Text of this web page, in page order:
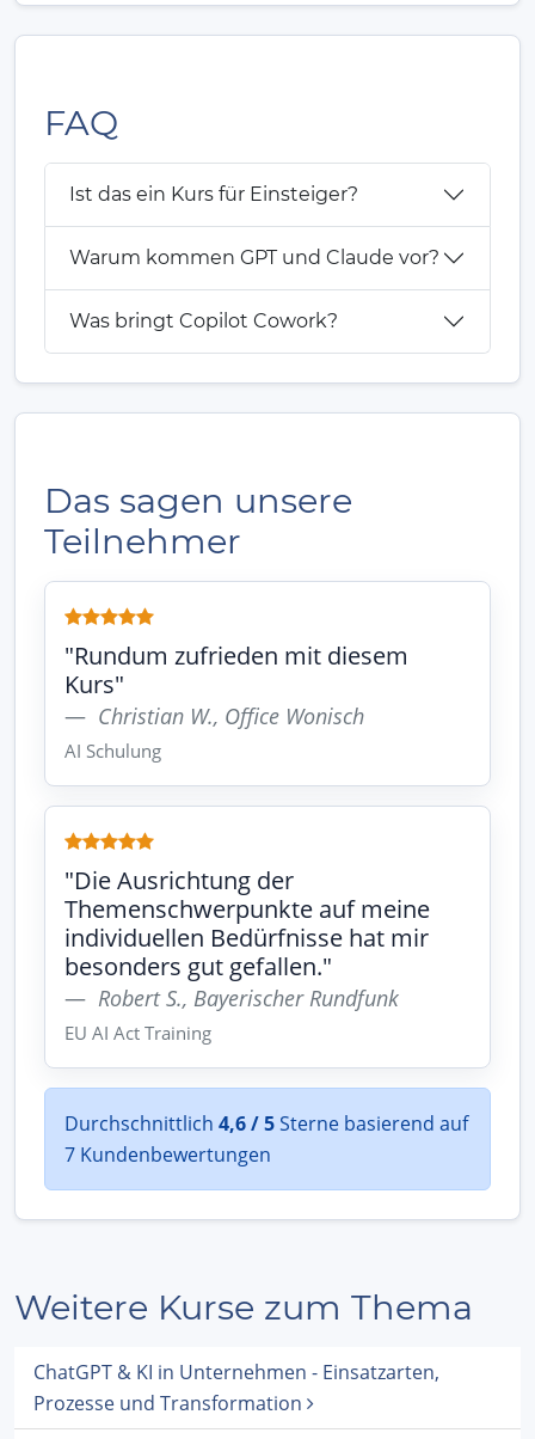
FAQ
Ist das ein Kurs für Einsteiger?
Warum kommen GPT und Claude vor?
Was bringt Copilot Cowork?
Das sagen unsere
Teilnehmer
"Rundum zufrieden mit diesem
Kurs"
Christian W., Office Wonisch
AI Schulung
"Die Ausrichtung der
Themenschwerpunkte auf meine
individuellen Bedürfnisse hat mir
besonders gut gefallen."
Robert S., Bayerischer Rundfunk
EU AI Act Training
Durchschnittlich 4,6 / 5Sterne basierend auf
7 Kundenbewertungen
Weitere Kurse zum Thema
ChatGPT & KI in Unternehmen - Einsatzarten,
Prozesse und Transformation